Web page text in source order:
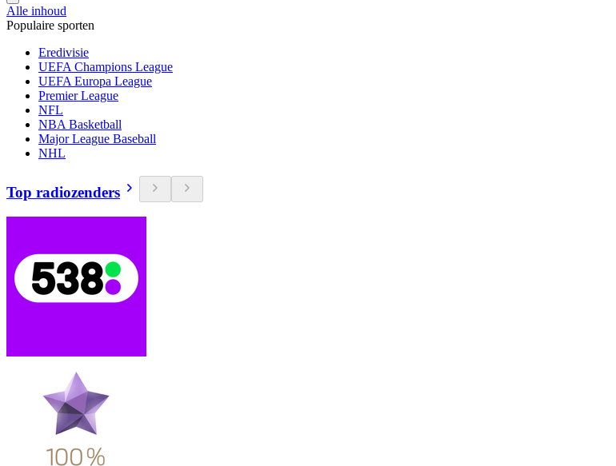
Alle inhoud
Populaire sporten
Eredivisie
UEFA Champions League
UEFA Europa League
Premier League
NFL
NBA Basketball
Major League Baseball
NHL
Top radiozenders